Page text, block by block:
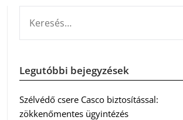
Legutóbbi bejegyzések
Szélvédő csere Casco biztosítással:
zökkenőmentes ügyintézés